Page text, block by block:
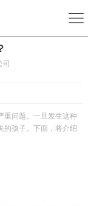
司
问题。一旦发生这种
的孩子。下面，将介绍